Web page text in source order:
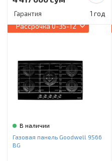
Гарантия 1 год
Рассрочка0-35-12
В наличии
Газовая панель Goodwell 9566
BG